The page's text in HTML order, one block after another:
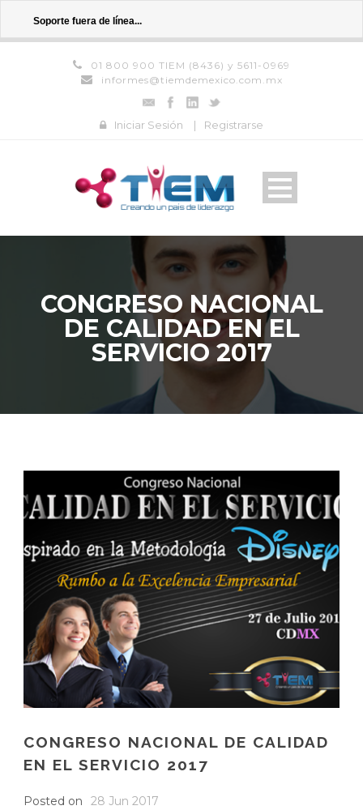
Soporte fuera de línea...
01 800 900 TIEM (8436) y 5611-0969
informes@tiemdemexico.com.mx
Iniciar Sesión | Registrarse
CONGRESO NACIONAL
DE CALIDAD EN EL
SERVICIO 2017
CONGRESO NACIONAL DE CALIDAD
EN EL SERVICIO 2017
Posted on
28 Jun 2017